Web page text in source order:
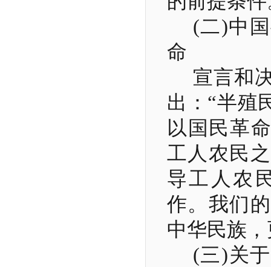
(二)中
命
宣言和
出：“半殖
以国民革
工人农民
导工人农
作。我们
中华民族
(三)关